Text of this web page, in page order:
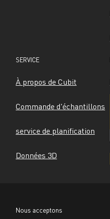
SERVICE
À propos de Cubit
Commande d'échantillons
service de planification
Données 3D
Nous acceptons